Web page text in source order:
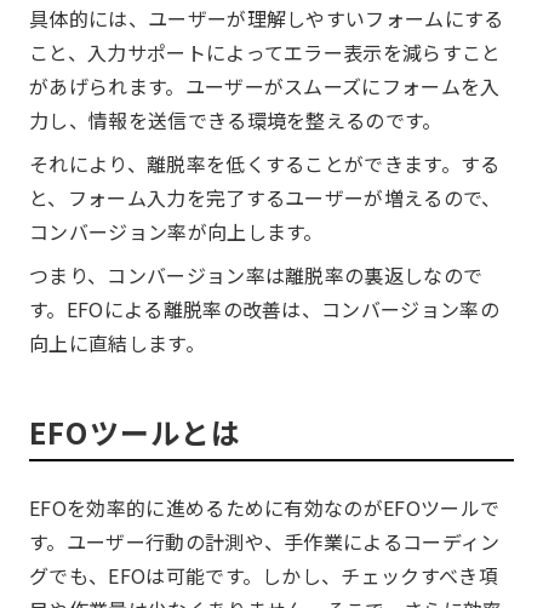
具体的には、ユーザーが理解しやすいフォームにする
こと、入力サポートによってエラー表示を減らすこと
があげられます。ユーザーがスムーズにフォームを入
力し、情報を送信できる環境を整えるのです。
それにより、離脱率を低くすることができます。する
と、フォーム入力を完了するユーザーが増えるので、
コンバージョン率が向上します。
つまり、コンバージョン率は離脱率の裏返しなので
す。EFOによる離脱率の改善は、コンバージョン率の
向上に直結します。
EFOツールとは
EFOを効率的に進めるために有効なのがEFOツールで
す。ユーザー行動の計測や、手作業によるコーディン
グでも、EFOは可能です。しかし、チェックすべき項